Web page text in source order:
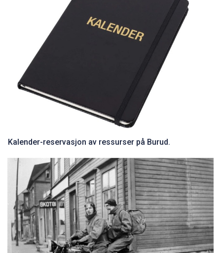
Kalender-reservasjon av ressurser på Burud.